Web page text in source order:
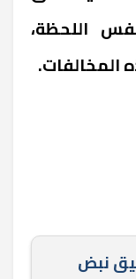
اللحظة،
المخالفات.
نبض